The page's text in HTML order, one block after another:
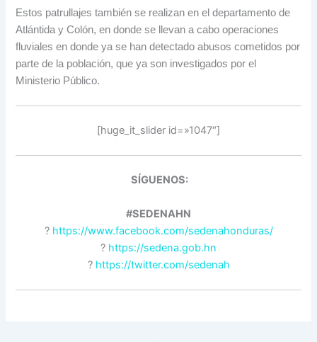
Estos patrullajes también se realizan en el departamento de
Atlántida y Colón, en donde se llevan a cabo operaciones
fluviales en donde ya se han detectado abusos cometidos por
parte de la población, que ya son investigados por el
Ministerio Público.
[huge_it_slider id=»1047″]
SÍGUENOS:
#SEDENAHN
? https://www.facebook.com/sedenahonduras/
? https://sedena.gob.hn
? https://twitter.com/sedenah